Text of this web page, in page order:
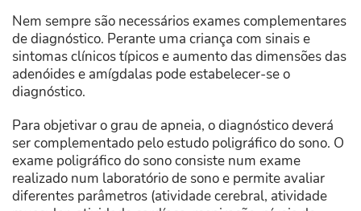
Nem sempre são necessários exames complementares
de diagnóstico. Perante uma criança com sinais e
sintomas clínicos típicos e aumento das dimensões das
adenóides e amígdalas pode estabelecer-se o
diagnóstico.
Para objetivar o grau de apneia, o diagnóstico deverá
ser complementado pelo estudo poligráfico do sono. O
exame poligráfico do sono consiste num exame
realizado num laboratório de sono e permite avaliar
diferentes parâmetros (atividade cerebral, atividade